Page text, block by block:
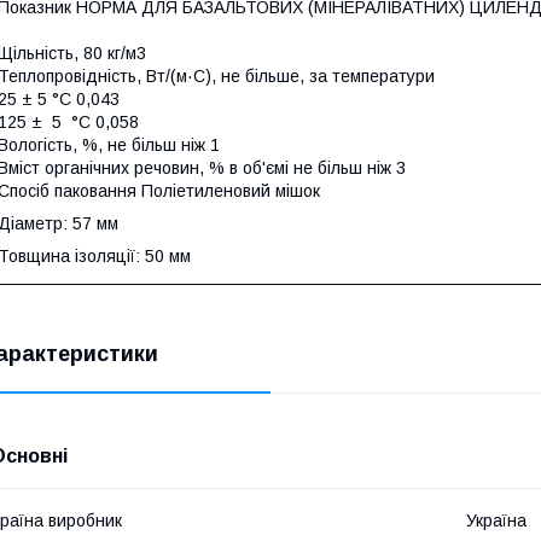
НОРМА ДЛЯ БАЗАЛЬТОВИХ (МІНЕРАЛІВАТНИХ)
80 кг/м3
Вт/(м·С), не більше, за температури
± 5 °С 0,043
± 5 °С 0,058
%, не більш ніж 1
органічних речовин, % в об'ємі не більш ніж 3
паковання Поліетиленовий мішок
57 мм
ізоляції: 50 мм
виробник Україна